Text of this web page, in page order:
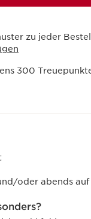
zu jeder
300
oder abends